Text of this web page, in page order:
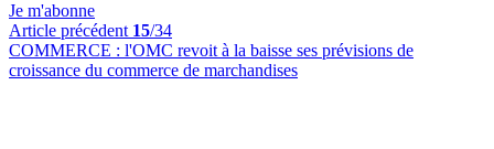
Je m'abonne
Article précédent 15/34
COMMERCE : l'OMC revoit à la baisse ses prévisions de
croissance du commerce de marchandises